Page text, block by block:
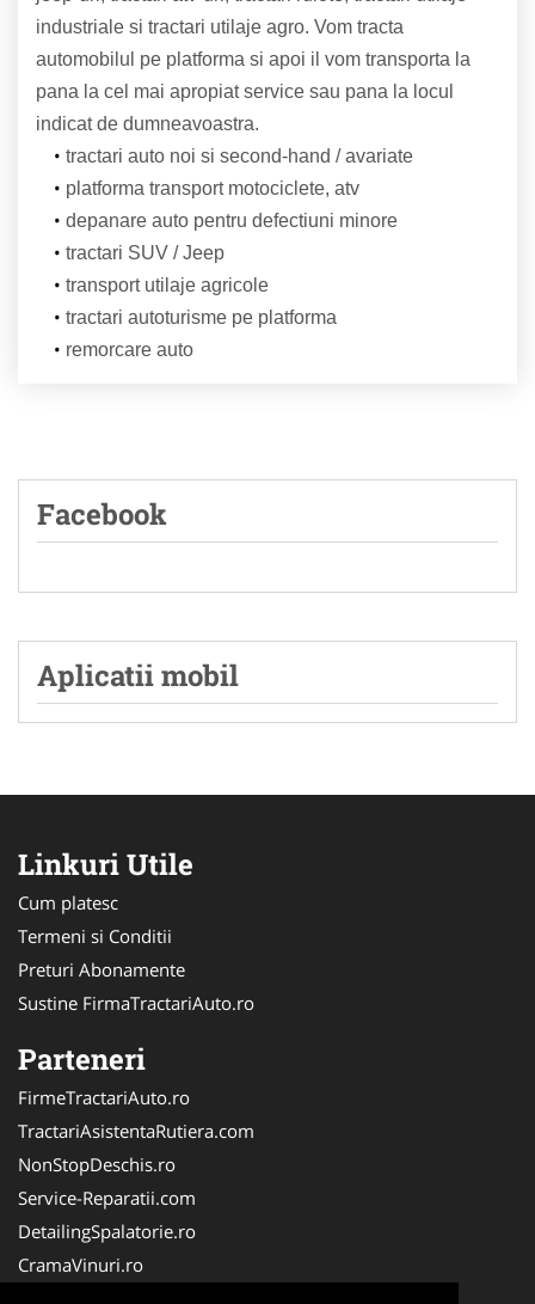
industriale si tractari utilaje agro. Vom tracta
automobilul pe platforma si apoi il vom transporta la
pana la cel mai apropiat service sau pana la locul
indicat de dumneavoastra.
tractari auto noi si second-hand / avariate
platforma transport motociclete, atv
depanare auto pentru defectiuni minore
tractari SUV / Jeep
transport utilaje agricole
tractari autoturisme pe platforma
remorcare auto
Facebook
Aplicatii mobil
Linkuri Utile
Cum platesc
Termeni si Conditii
Preturi Abonamente
Sustine FirmaTractariAuto.ro
Parteneri
FirmeTractariAuto.ro
TractariAsistentaRutiera.com
NonStopDeschis.ro
Service-Reparatii.com
DetailingSpalatorie.ro
CramaVinuri.ro